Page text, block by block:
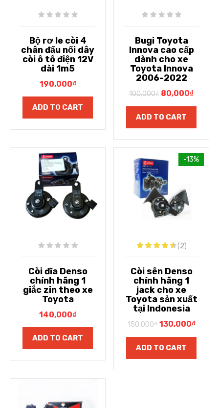
Bộ rơ le còi 4
chân đấu nối dây
còi ô tô điện 12V
dài 1m5
190,000₫
ADD TO CART
Bugi Toyota
Innova cao cấp
dành cho xe
Toyota Innova
2006-2022
100,000₫ 80,000₫
ADD TO CART
Còi đĩa Denso
chính hãng 1
giắc zin theo xe
Toyota
140,000₫
ADD TO CART
-13%
(2)
Còi sên Denso
chính hãng 1
jack cho xe
Toyota sản xuất
tại Indonesia
150,000₫ 130,000₫
ADD TO CART